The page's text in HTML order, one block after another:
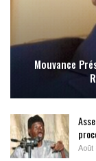
Mouvance
Août